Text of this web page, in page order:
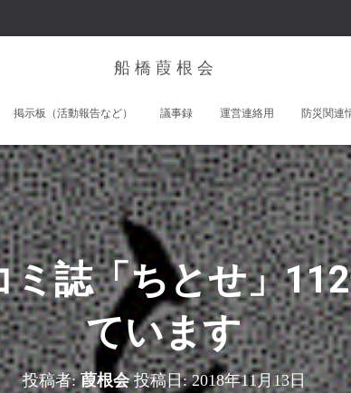
船 橋 葭 根 会
掲示板（活動報告など） 議事録 運営連絡用 防災関連
ミ誌「ちとせ」
ています
投稿者:葭根会投稿日:2018年11月13日